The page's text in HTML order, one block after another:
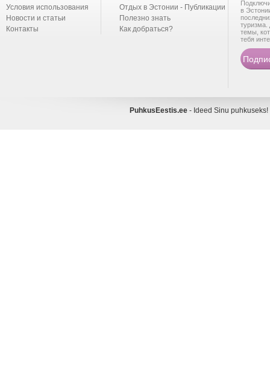
Условия использования
Новости и статьи
Контакты
Отдых в Эстонии - Публикации
Полезно знать
Как добраться?
в
туризма.
темы,
тебя
PuhkusEestis.ee- Ideed Sinu